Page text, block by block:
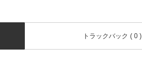
トラックバック ( 0 )